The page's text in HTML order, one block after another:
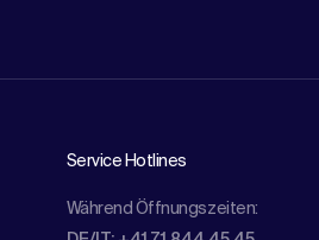
Service Hotlines
Während Öffnungszeiten: